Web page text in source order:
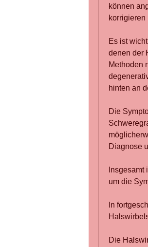
können
korrigieren
Es ist
denen der
Methoden
hinten an
Die
Diagnose
um die
In
Die